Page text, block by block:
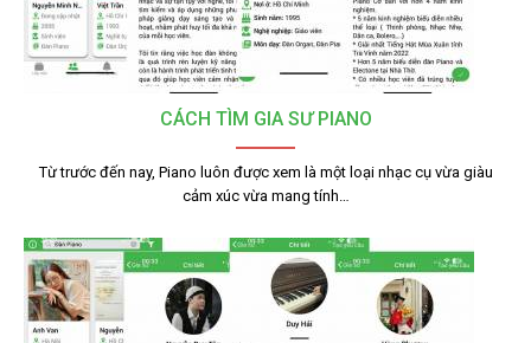
CÁCH TÌM GIA SƯ PIANO
Từ trước đến nay, Piano luôn được xem là một loại nhạc cụ vừa giàu
cảm xúc vừa mang tính…